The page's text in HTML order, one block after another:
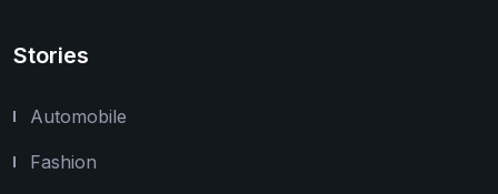
Stories
Automobile
Fashion